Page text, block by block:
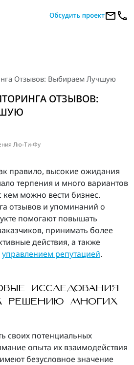
Отзывов: Выбираем Лучшую
ОТЗЫВОВ:
Лю-Ти-Фу
правило, высокие ожидания
терпения и много вариантов
кем можно вести бизнес.
отзывов и упоминаний о
помогают повышать
принимать более
действия, а также
управлением репутацией.
ИССЛЕДОВАНИЯ
РЕШЕНИЮ МНОГИХ
своих потенциальных
опыта их взаимодействия
безусловное значение